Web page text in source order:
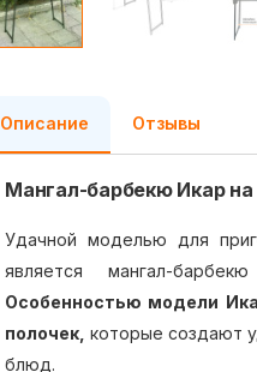
Описание Отзывы
Мангал-барбекю Икар
Удачной моделью для
является мангал-
Особенностью модели
полочек, которые создают
блюд.